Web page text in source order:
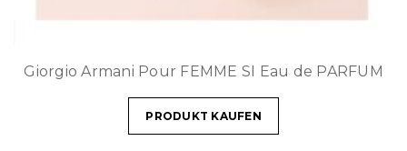
Giorgio Armani Pour FEMME SI Eau de PARFUM
PRODUKT KAUFEN